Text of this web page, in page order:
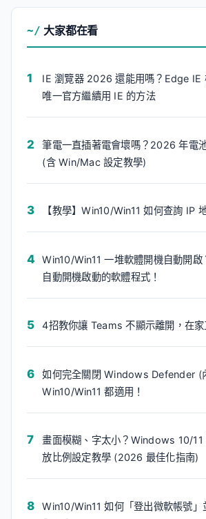
大家都在看
IE 瀏覽器 2026 還能用嗎？Edge IE
唯一官方繼續用 IE 的方法
筆電一直插著電會壞嗎？2026 年電
(含 Win/Mac 設定教學)
【教學】Win10/Win11 如何查詢 IP
Win10/Win11 一堆軟體開機自動開
自動開機啟動的軟體程式！
4招教你讓 Teams 不顯示離開，在家
如何完全關閉 Windows Defender (
Win10/Win11 都適用！
畫面模糊、字太小？Windows 10/11
放比例設定教學 (2026 最佳化指南)
Win10/Win11 如何「登出微軟帳號」